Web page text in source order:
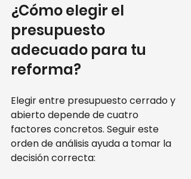
¿Cómo elegir el
presupuesto
adecuado para tu
reforma?
Elegir entre presupuesto cerrado y
abierto depende de cuatro
factores concretos. Seguir este
orden de análisis ayuda a tomar la
decisión correcta: